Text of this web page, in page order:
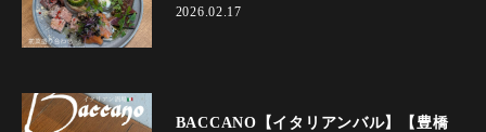
2026.02.17
BACCANO【イタリアンバル】【豊橋